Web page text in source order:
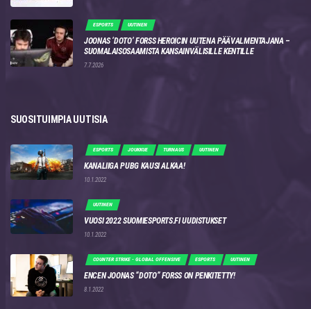
ESPORTS UUTINEN
JOONAS ‘DOTO’ FORSS HEROICIN UUTENA PÄÄVALMENTAJANA –
SUOMALAISOSAAMISTA KANSAINVÄLISILLE KENTILLE
7.7.2026
SUOSITUIMPIA UUTISIA
ESPORTS JOUKKUE TURNAUS UUTINEN
KANALIIGA PUBG KAUSI ALKAA!
10.1.2022
UUTINEN
VUOSI 2022 SUOMIESPORTS.FI UUDISTUKSET
10.1.2022
COUNTER STRIKE - GLOBAL OFFENSIVE ESPORTS UUTINEN
ENCEN JOONAS “DOTO” FORSS ON PENKITETTY!
8.1.2022